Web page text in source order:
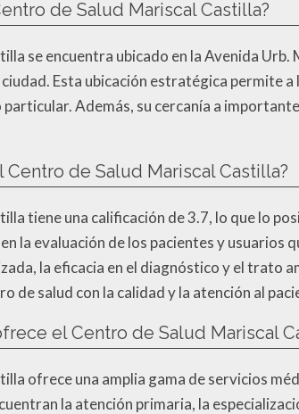
de Salud Mariscal Castilla?
se encuentra ubicado en la Avenida
Esta ubicación estratégica permite
Además, su cercanía a
Centro de Salud Mariscal Castilla?
tiene una calificación de 3.7, lo que lo
la evaluación de los pacientes y usuarios
la eficacia en el diagnóstico y el trato
de salud con la calidad y la atención al
el Centro de Salud Mariscal
ofrece una amplia gama de servicios
la atención primaria, la